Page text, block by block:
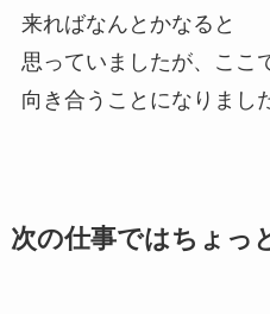
来ればなんとかなると
思っていましたが、ここ
向き合うことになりまし
次の仕事ではちょっ